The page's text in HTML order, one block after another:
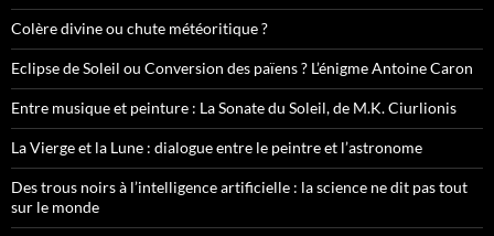
Colère divine ou chute météoritique ?
Eclipse de Soleil ou Conversion des païens ? L’énigme Antoine Caron
Entre musique et peinture : La Sonate du Soleil, de M.K. Ciurlionis
La Vierge et la Lune : dialogue entre le peintre et l’astronome
Des trous noirs à l’intelligence artificielle : la science ne dit pas tout
sur le monde